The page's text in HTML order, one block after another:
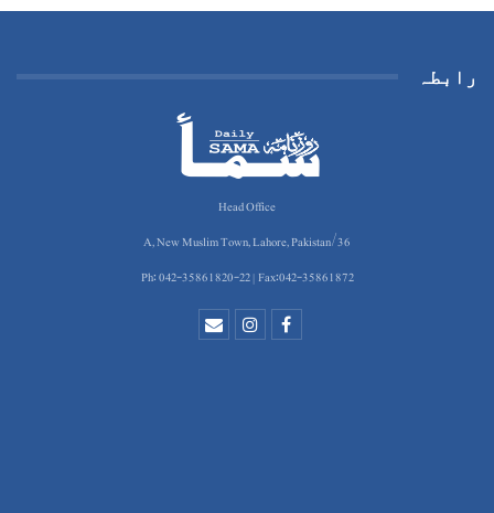
رابطہ
Head Office
36/A, New Muslim Town, Lahore, Pakistan
Ph: 042-35861820-22 | Fax:042-35861872